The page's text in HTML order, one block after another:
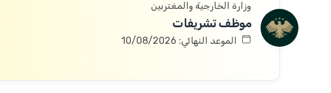
وزارة الخارجية والمغتربين
موظف تشريفات
الموعد النهائي: 10/08/2026